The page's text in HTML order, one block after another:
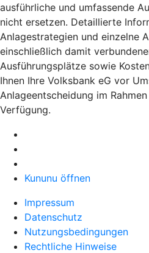
ausführliche und umfassende
nicht ersetzen. Detaillierte
Anlagestrategien und einzelne
einschließlich damit
Ausführungsplätze sowie
Ihnen Ihre Volksbank eG vor
Anlageentscheidung im
Verfügung.
Kununu öffnen
Impressum
Datenschutz
Nutzungsbedingungen
Rechtliche Hinweise